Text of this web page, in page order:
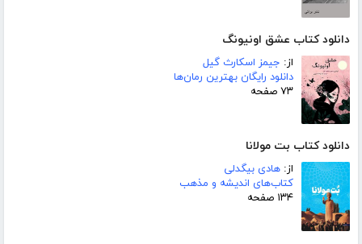
دانلود کتاب عشق اونیونگ
از: جیمز اسکارث گیل
دانلود رایگان بهترین رمان‌ها
۷۳ صفحه
دانلود کتاب بت مولانا
از: هادی بیگدلی
کتاب‌های اندیشه و مذهب
۱۳۴ صفحه